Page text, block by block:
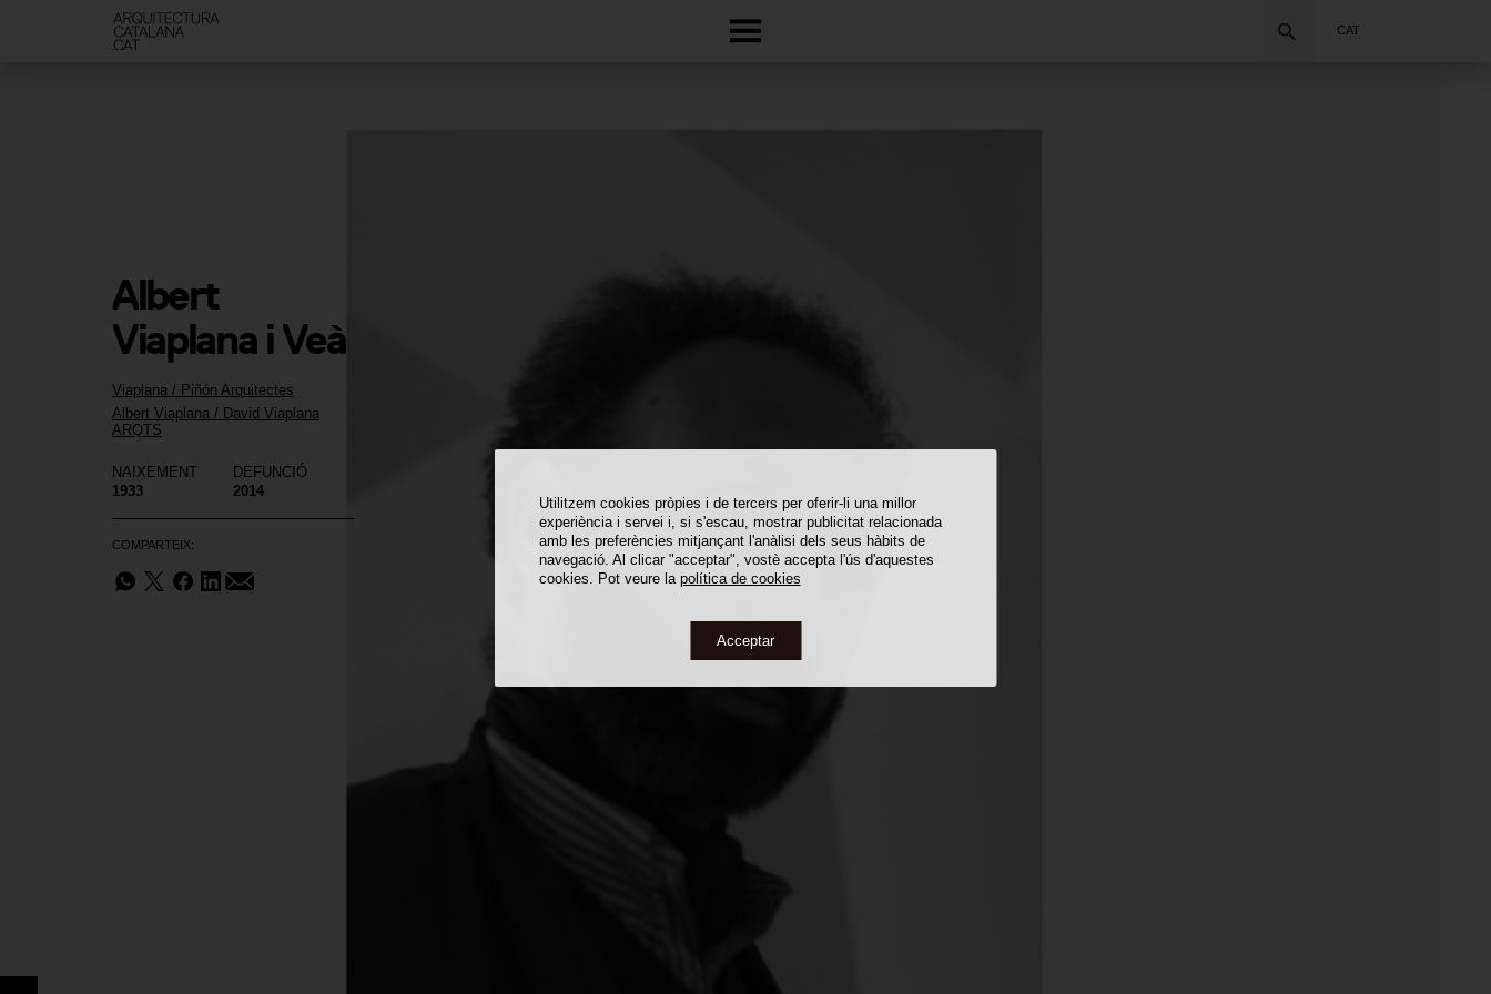
Utilitzem cookies pròpies i de tercers per oferir-li una millor
experiència i servei i, si s'escau, mostrar publicitat relacionada
amb les preferències mitjançant l'anàlisi dels seus hàbits de
navegació. Al clicar "acceptar", vostè accepta l'ús d'aquestes
cookies. Pot veure la política de cookies
Acceptar
CAT
Viaplana / Piñón Arquitectes
Albert Viaplana / David Viaplana
ARQTS
NAIXEMENT
1933
DEFUNCIÓ
2014
COMPARTEIX:
Albert
Viaplana i Veà